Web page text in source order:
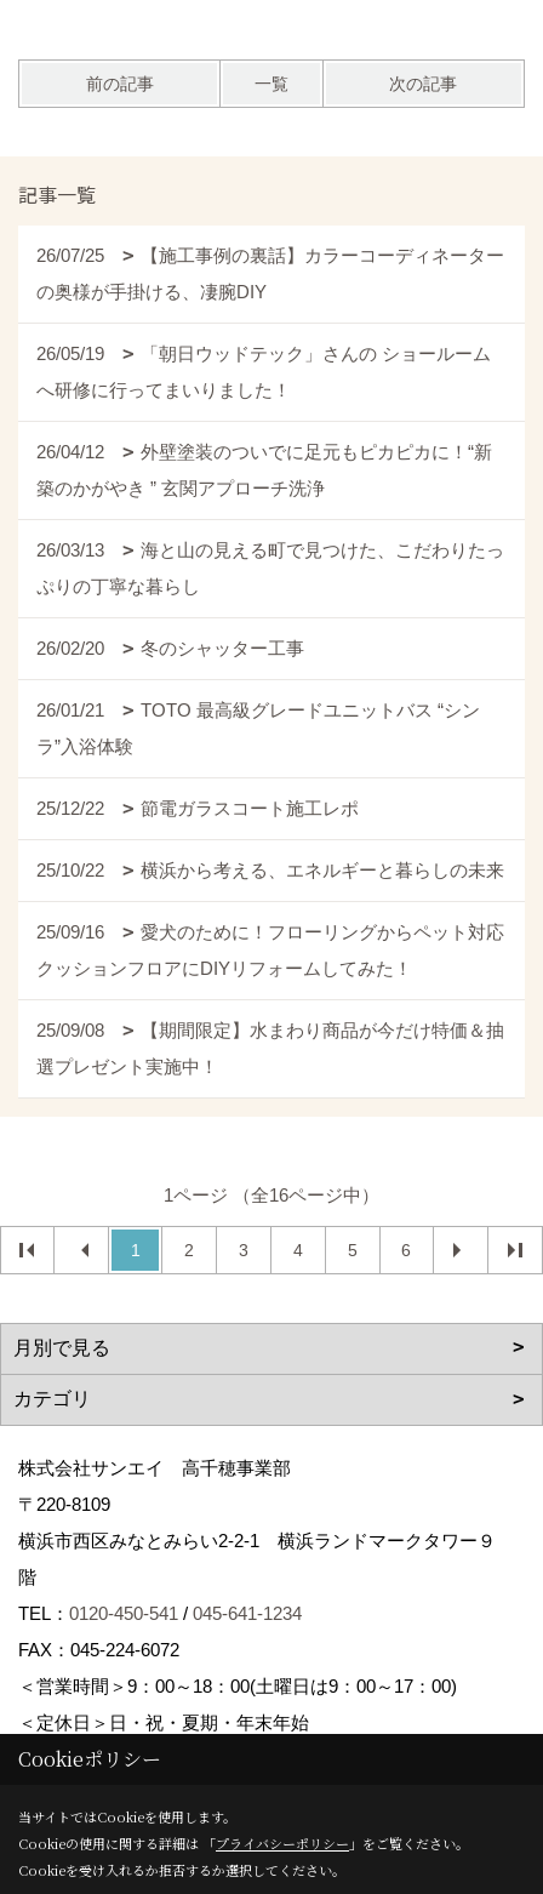
前の記事 一覧 次の記事
記事一覧
26/07/25
【施工事例の裏話】カラーコーディネーター
の奥様が手掛ける、凄腕DIY
26/05/19
「朝日ウッドテック」さんの ショールーム
へ研修に行ってまいりました！
26/04/12
外壁塗装のついでに足元もピカピカに！“新
築のかがやき ” 玄関アプローチ洗浄
26/03/13
海と山の見える町で見つけた、こだわりたっ
ぷりの丁寧な暮らし
26/02/20 冬のシャッター工事
26/01/21
TOTO 最高級グレードユニットバス “シン
ラ”入浴体験
25/12/22 節電ガラスコート施工レポ
25/10/22 横浜から考える、エネルギーと暮らしの未来
25/09/16
愛犬のために！フローリングからペット対応
クッションフロアにDIYリフォームしてみた！
25/09/08
【期間限定】水まわり商品が今だけ特価＆抽
選プレゼント実施中！
1ページ （全16ページ中）
1 2 3 4 5 6
株式会社サンエイ 高千穂事業部
〒220-8109
横浜市西区みなとみらい2-2-1 横浜ランドマークタワー９
階
TEL： 0120-450-541 / 045-641-1234
FAX：045-224-6072
＜営業時間＞9：00～18：00(土曜日は9：00～17：00)
＜定休日＞日・祝・夏期・年末年始
Copyright (c) Sanei corp. All Rights Reserved.
Produced byゴデスクリエイト
Cookieポリシー
当サイトではCookieを使用します。
Cookieの使用に関する詳細は 「プライバシーポリシー 」をご覧ください。
Cookieを受け入れるか拒否するか選択してください。